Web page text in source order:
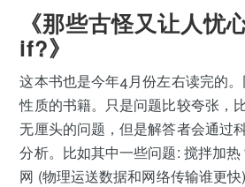
《那些古怪又让人忧
if?》
这本书也是今年4月份左右读完的
性质的书籍。只是问题比较夸张，
无厘头的问题，但是解答者会通过
分析。比如其中一些问题: 搅拌加
网 (物理运送数据和网络传输谁更